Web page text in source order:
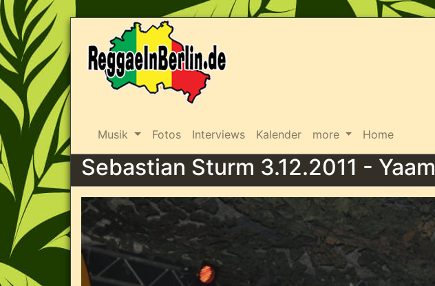
Musik Fotos Interviews Kalender more Home
Sebastian Sturm 3.12.2011 - Yaam